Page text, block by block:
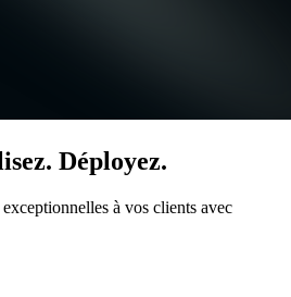
Déployez.
à vos clients avec